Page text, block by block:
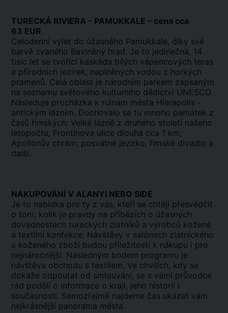
TURECKÁ RIVIERA - PAMUKKALE – cena cca
63 EUR
Celodenní výlet do úžasného Pamukkale, díky své
barvě zvaného Bavlněný hrad. Je to jedinečná, 14
tisíc let se tvořící kaskáda bílých vápencových teras
a přírodních jezírek, naplněných vodou z horkých
pramenů. Celá oblast je národním parkem zapsaným
na seznamu světového kulturního dědictví UNESCO.
Následuje procházka k ruinám města Hierapolis -
antickým lázním. Dochovalo se tu mnoho památek z
časů římských: Velké lázně z druhého století našeho
letopočtu, Frontinova ulice dlouhá cca 1 km,
Apollónův chrám, posvátné jezírko, římské divadlo a
další.
NAKUPOVÁNÍ V ALANYI NEBO SIDE
Je to nabídka pro ty z vás, kteří se chtějí přesvědčit
o tom, kolik je pravdy na příbězích o úžasných
dovednostech tureckých zlatníků a výrobců kožené
a textilní konfekce. Návštěvy v salónech zlatnického
a koženého zboží budou příležitostí k nákupu i pro
nejnáročnější. Následným bodem programu je
návštěva obchodu s textilem. Ve chvílích, kdy se
dokáže odpoutat od smlouvání, se s vámi průvodce
rád podělí o informace o kraji, jeho historii i
současnosti. Samozřejmě najdeme čas ukázat vám
nejkrásnější panorama města.